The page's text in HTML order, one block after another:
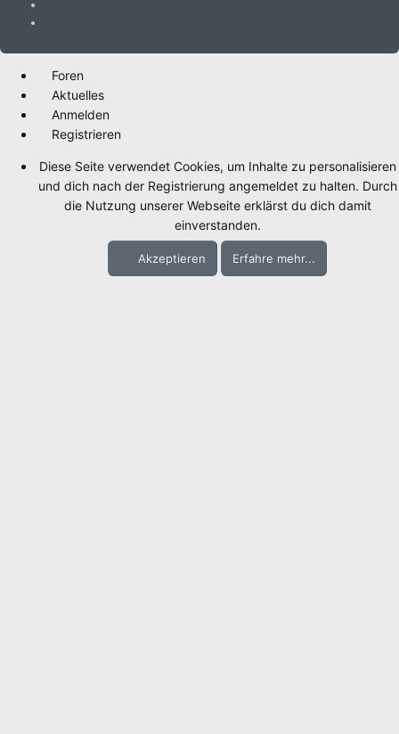
Foren
Aktuelles
Anmelden
Registrieren
Diese Seite verwendet Cookies, um Inhalte zu personalisieren
und dich nach der Registrierung angemeldet zu halten. Durch
die Nutzung unserer Webseite erklärst du dich damit
einverstanden.
Akzeptieren Erfahre mehr...